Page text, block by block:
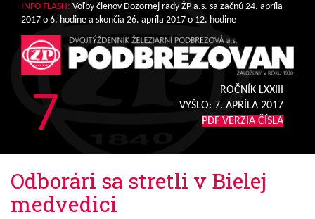
INFO FLASH: Voľby členov Dozornej rady ŽP a.s. sa začnú 24. apríla
2017 o 6. hodine a skončia 26. apríla 2017 o 12. hodine
7
ROČNÍK LXXIII
VYŠLO: 7. APRÍLA 2017
PDF VERZIA ČÍSLA
Odborári sa stretli v Bielej
medvedici